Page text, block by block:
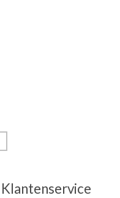
Klantenservice